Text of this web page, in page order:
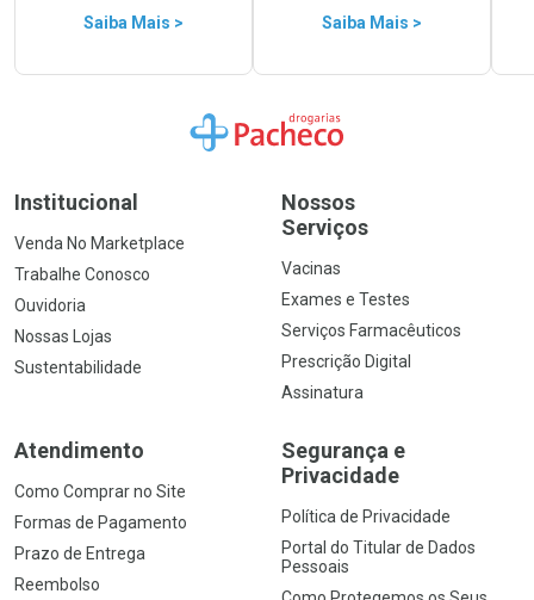
Saiba Mais > Saiba Mais >
Ir para a Home
Institucional
Venda No Marketplace
Trabalhe Conosco
Ouvidoria
Nossas Lojas
Sustentabilidade
Nossos
Serviços
Vacinas
Exames e Testes
Serviços Farmacêuticos
Prescrição Digital
Assinatura
Atendimento
Como Comprar no Site
Formas de Pagamento
Prazo de Entrega
Reembolso
Segurança e
Privacidade
Política de Privacidade
Portal do Titular de Dados
Pessoais